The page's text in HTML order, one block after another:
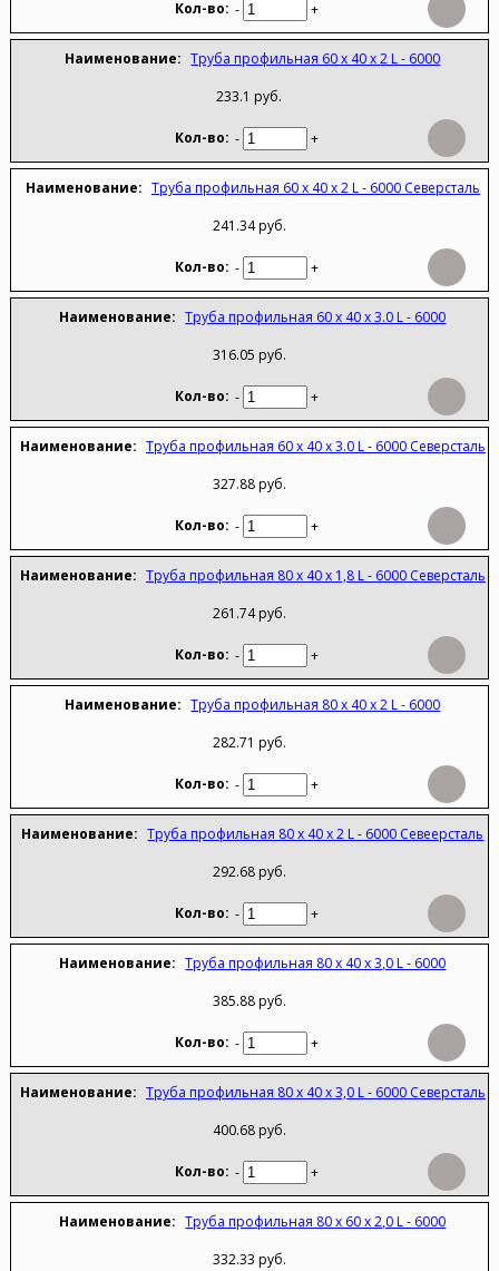
- +
Труба профильная 60 х 40 х 2 L - 6000
233.1 руб.
- +
Труба профильная 60 х 40 х 2 L - 6000 Северсталь
241.34 руб.
- +
Труба профильная 60 х 40 х 3.0 L - 6000
316.05 руб.
- +
Труба профильная 60 х 40 х 3.0 L - 6000 Северсталь
327.88 руб.
- +
Труба профильная 80 х 40 х 1,8 L - 6000 Северсталь
261.74 руб.
- +
Труба профильная 80 х 40 х 2 L - 6000
282.71 руб.
- +
Труба профильная 80 х 40 х 2 L - 6000 Севеерсталь
292.68 руб.
- +
Труба профильная 80 х 40 х 3,0 L - 6000
385.88 руб.
- +
Труба профильная 80 х 40 х 3,0 L - 6000 Северсталь
400.68 руб.
- +
Труба профильная 80 х 60 х 2,0 L - 6000
332.33 руб.